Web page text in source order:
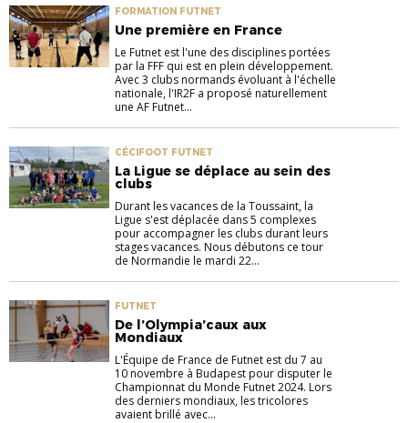
FORMATION FUTNET
Une première en France
Le Futnet est l'une des disciplines portées
par la FFF qui est en plein développement.
Avec 3 clubs normands évoluant à l'échelle
nationale, l'IR2F a proposé naturellement
une AF Futnet...
CÉCIFOOT FUTNET
La Ligue se déplace au sein des
clubs
Durant les vacances de la Toussaint, la
Ligue s'est déplacée dans 5 complexes
pour accompagner les clubs durant leurs
stages vacances. Nous débutons ce tour
de Normandie le mardi 22...
FUTNET
De l’Olympia’caux aux
Mondiaux
L'Équipe de France de Futnet est du 7 au
10 novembre à Budapest pour disputer le
Championnat du Monde Futnet 2024. Lors
des derniers mondiaux, les tricolores
avaient brillé avec...